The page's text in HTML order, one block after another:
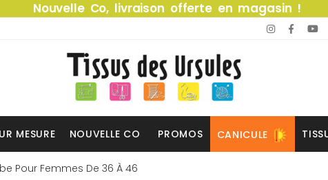
Nouvelle Co, livraison offerte en magasin !
MESURE NOUVELLE CO PROMOS CANICULE
Pour Femmes De 36 À 46